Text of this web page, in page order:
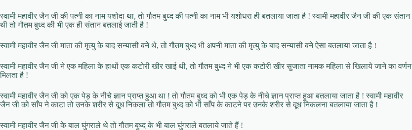
स्वामी महावीर जैन जी की पत्नी का नाम यशोदा था, तो गौतम बुध्द की पत्नी का नाम भी यशोधरा ही बतलाया जाता है ! स्वामी महावीर जैन जी की एक संतान
थी तो गौतम बुध्द की भी एक ही संतान बतलाई जाती है !
स्वामी महावीर जैन जी माता की मृत्यु के बाद सन्यासी बने थे, तो गौतम बुध्द भी अपनी माता की मृत्यु के बाद सन्यासी बने ऐसा बतलाया जाता है !
स्वामी महावीर जैन जी ने एक महिला के हाथों एक कटोरी खीर खाई थी, तो गौतम बुध्द ने भी एक कटोरी खीर सुजाता नामक महिला से खिलाये जाने का वर्णन
मिलता है !
स्वामी महावीर जैन जी को एक पेड़ के नीचे ज्ञान प्राप्त हुआ था ! तो गौतम बुध्द को भी एक पेड़ के नीचे ज्ञान प्राप्त हुआ बतलाया जाता है ! स्वामी महावीर
जैन जी को साँप ने काटा तो उनके शरीर से दूध निकला तो गौतम बुध्द को भी साँप के काटने पर उनके शरीर से दूध निकलना बतलाया जाता है !
स्वामी महावीर जैन जी के बाल घुंगराले थे तो गौतम बुध्द के भी बाल घुंगराले बतलाये जाते हैं !